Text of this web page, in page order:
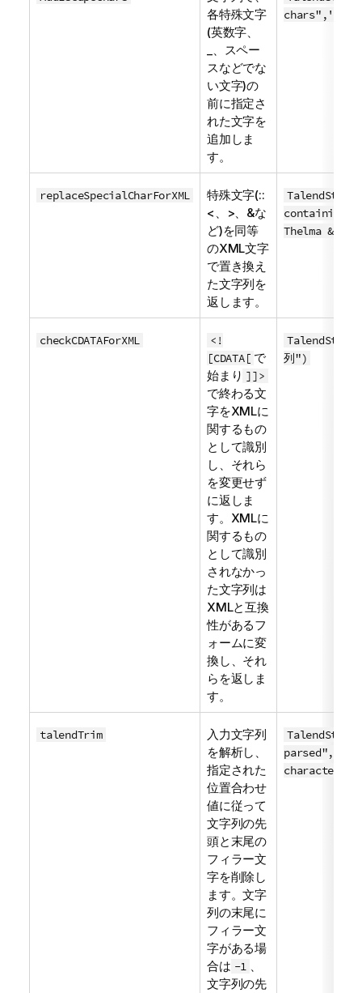
各特殊文字
(英数字、
_、スペー
スなどでな
い文字)の
前に指定さ
れた文字を
追加しま
す。
replaceSpecialCharForXML
特殊文字(::
<、>、&な
ど)を同等
のXML文字
で置き換え
た文字列を
返します。
containing
Thelma &
checkCDATAForXML
<!
[CDATA[ で
始まり ]]>
で終わる文
字をXMLに
関するもの
として識別
し、それら
を変更せず
に返しま
す。XMLに
関するもの
として識別
されなかっ
た文字列は
XMLと互換
性があるフ
ォームに変
換し、それ
らを返しま
す。
列")
talendTrim
入力文字列
を解析し、
指定された
位置合わせ
値に従って
文字列の先
頭と末尾の
フィラー文
字を削除し
ます。文字
列の末尾に
フィラー文
字がある場
合は -1 、
文字列の先
parsed",
character